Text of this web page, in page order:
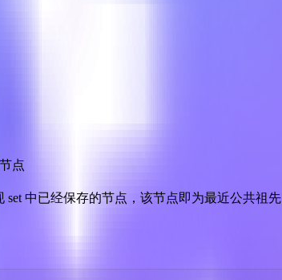
点
set 中已经保存的节点，该节点即为最近公共祖先